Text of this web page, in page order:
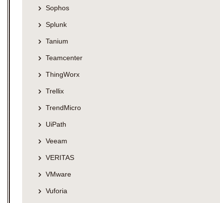
Sophos
Splunk
Tanium
Teamcenter
ThingWorx
Trellix
TrendMicro
UiPath
Veeam
VERITAS
VMware
Vuforia